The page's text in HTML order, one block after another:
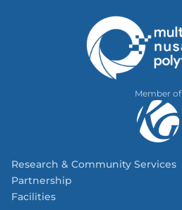
Member of
Research & Community Services
Partnership
Facilities